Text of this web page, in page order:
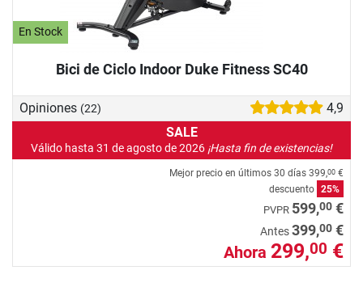
En Stock
Bici de Ciclo Indoor Duke Fitness SC40
Opiniones (22)
4,9
SALE
Válido hasta 31 de agosto de 2026 ¡Hasta fin de existencias!
Mejor precio en últimos 30 días 399,00 €
descuento 25%
PVPR 599,00 €
Antes399,00 €
Ahora 299,00 €